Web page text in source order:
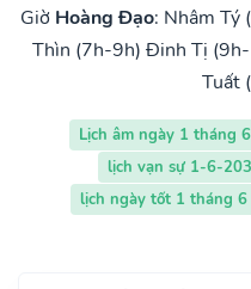
Giờ Hoàng Đạo: Nhâm Tý
Thìn (7h-9h) Đinh Tị
Tuất
Lịch âm ngày 1 tháng 6
lịch vạn sự 1-6-
lịch ngày tốt 1 tháng 6